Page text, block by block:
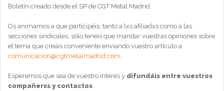
Boletín creado desde el SP de CGT Metal Madrid.
Os animamos a que participéis, tanto a lxs afiliadxs como a las
secciones sindicales, sólo tenéis que mandar vuestras opiniones sobre
el tema que creáis conveniente enviando vuestro artículo a
comunicacion@cgtmetalmadrid.com
Esperemos que sea de vuestro interés y difundáis entre vuestros
compañerxs y contactos